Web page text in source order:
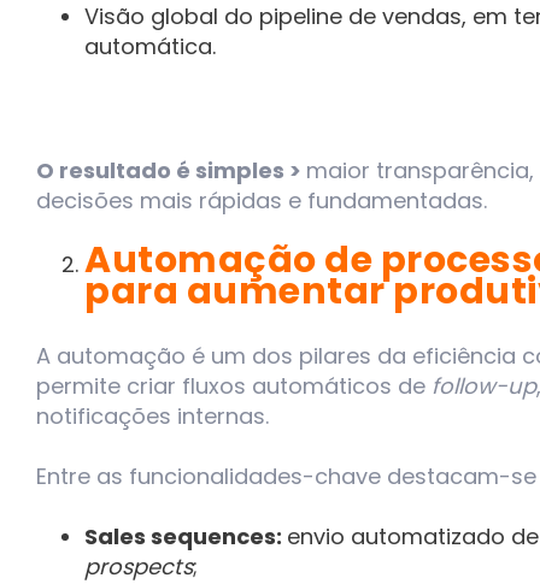
Visão global do pipeline de vendas, em
automática.
O resultado é simples > maior
decisões mais rápidas e fundamentadas.
Automação de
para aumentar
A automação é um dos pilares da eficiência
permite criar fluxos automáticos de follow-up
notificações internas.
Entre as funcionalidades-chave destacam-
Sales sequences: envio automatizado
prospects;